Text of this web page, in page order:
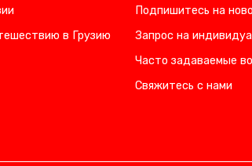
в Грузию
Подпишитесь на
Запрос на
Часто задаваемые
Свяжитесь с нами